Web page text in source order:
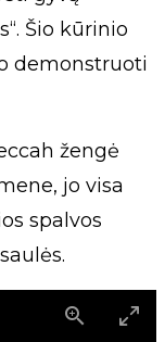
Šio kūrinio
demonstruoti
žengė
jo visa
spalvos